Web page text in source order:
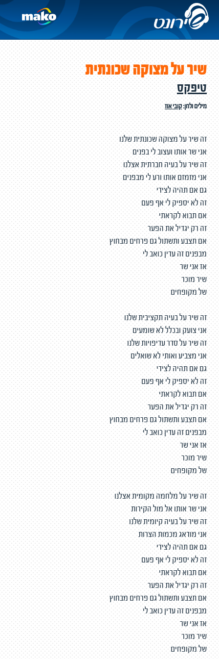
שיר על מצוקה שכונתית
טיפקס
מילים ולחן:קובי אוז
זה שיר על מצוקה שכונתית שלנו
אני שר אותו ועצוב לי בפנים
זה שיר על בעיה חברתית אצלנו
אני מזמזם אותו ורע לי מבפנים
גם אם תהיה לצידי
זה לא יספיק לי אף פעם
אם תבוא לקראתי
זה רק יגדיל את הפער
אם תצבע ותשתול גם פרחים מבחוץ
מבפנים זה עדין כואב לי
אז אני שר
שיר מוכר
של מקופחים
זה שיר על בעיה תקציבית שלנו
אני צועק ובכלל לא שומעים
זה שיר על סדר עדיפויות שלנו
אני מצביע ואותי לא שואלים
גם אם תהיה לצידי
זה לא יספיק לי אף פעם
אם תבוא לקראתי
זה רק יגדיל את הפער
אם תצבע ותשתול גם פרחים מבחוץ
מבפנים זה עדין כואב לי
אז אני שר
שיר מוכר
של מקופחים
זה שיר על מלחמה מקומית אצלנו
אני שר אותו אל מול הקירות
זה שיר על בעיה קיומית שלנו
אני מודאג מכמות הצרות
גם אם תהיה לצידי
זה לא יספיק לי אף פעם
אם תבוא לקראתי
זה רק יגדיל את הפער
אם תצבע ותשתול גם פרחים מבחוץ
מבפנים זה עדין כואב לי
אז אני שר
שיר מוכר
של מקופחים